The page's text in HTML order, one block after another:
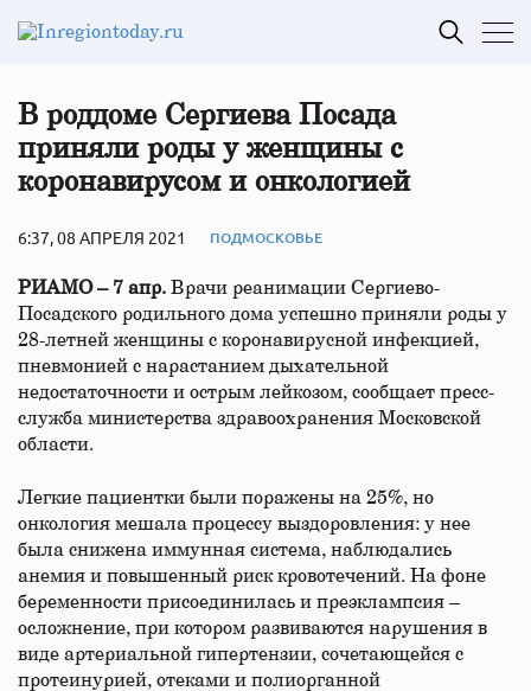
В роддоме Сергиева Посада
приняли роды у женщины с
коронавирусом и онкологией
6:37, 08 АПРЕЛЯ 2021 ПОДМОСКОВЬЕ
РИАМО – 7 апр. Врачи реанимации Сергиево-
Посадского родильного дома успешно приняли роды у
28-летней женщины с коронавирусной инфекцией,
пневмонией с нарастанием дыхательной
недостаточности и острым лейкозом, сообщает пресс-
служба министерства здравоохранения Московской
области.
Легкие пациентки были поражены на 25%, но
онкология мешала процессу выздоровления: у нее
была снижена иммунная система, наблюдались
анемия и повышенный риск кровотечений. На фоне
беременности присоединилась и преэклампсия –
осложнение, при котором развиваются нарушения в
виде артериальной гипертензии, сочетающейся с
протеинурией, отеками и полиорганной